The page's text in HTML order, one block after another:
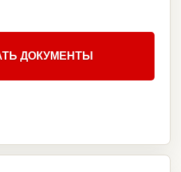
ДОКУМЕНТЫ